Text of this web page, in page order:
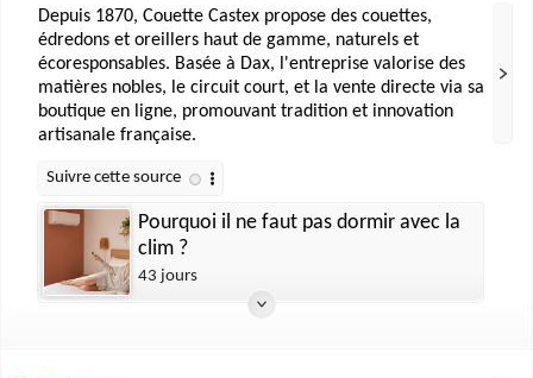
Depuis 1870, Couette Castex propose des couettes,
édredons et oreillers haut de gamme, naturels et
écoresponsables. Basée à Dax, l'entreprise valorise des
matières nobles, le circuit court, et la vente directe via sa
boutique en ligne, promouvant tradition et innovation
artisanale française.
Pourquoi il ne faut pas dormir avec la
clim ?
43 jours